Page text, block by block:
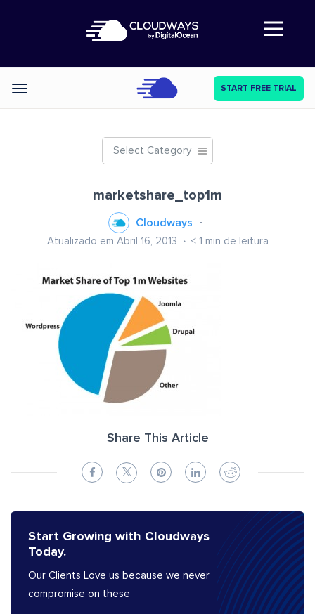
Abre a navegação
Categories START FREE TRIAL
Select Category
marketshare_top1m
Cloudways
Atualizado em Abril 16, 2013 < 1 min de leitura
Share This Article
Start Growing with Cloudways
Today.
Our Clients Love us because we never
compromise on these